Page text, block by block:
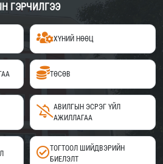
ГЭРЧИЛГЭЭ
ХҮНИЙ НӨӨЦ
ТӨСӨВ
АВИЛГЫН ЭСРЭГ ҮЙЛ
АЖИЛЛАГАА
ТОГТООЛ ШИЙДВЭРИЙН
БИЕЛЭЛТ